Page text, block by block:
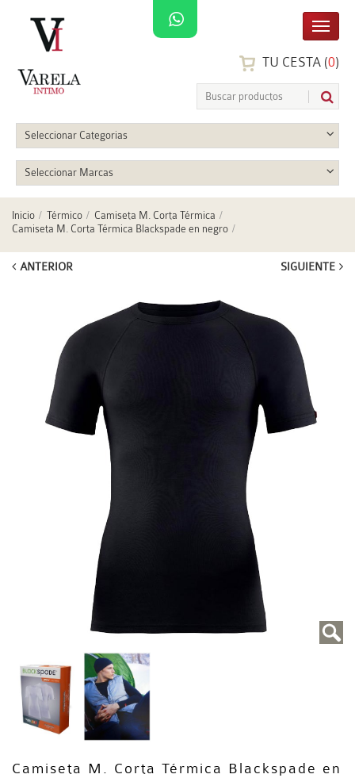
TU CESTA (0)
Seleccionar Categorias
Seleccionar Marcas
Inicio Térmico
Camiseta M. Corta Térmica
Camiseta M. Corta Térmica Blackspade en negro
ANTERIOR SIGUIENTE
Camiseta M. Corta Térmica Blackspade en